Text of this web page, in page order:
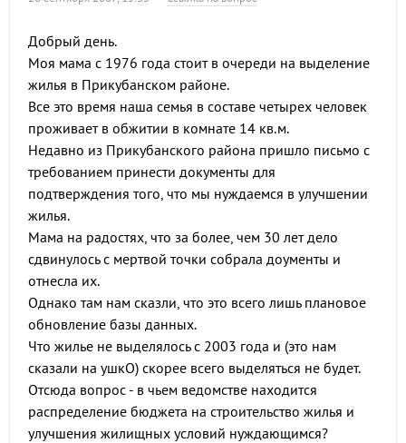
Добрый день.
Моя мама с 1976 года стоит в очереди на выделение
жилья в Прикубанском районе.
Все это время наша семья в составе четырех человек
проживает в обжитии в комнате 14 кв.м.
Недавно из Прикубанского района пришло письмо с
требованием принести документы для
подтверждения того, что мы нуждаемся в улучшении
жилья.
Мама на радостях, что за более, чем 30 лет дело
сдвинулось с мертвой точки собрала доументы и
отнесла их.
Однако там нам сказли, что это всего лишь плановое
обновление базы данных.
Что жилье не выделялось с 2003 года и (это нам
сказали на ушкО) скорее всего выделяться не будет.
Отсюда вопрос - в чьем ведомстве находится
распределение бюджета на строительство жилья и
улучшения жилищных условий нуждающимся?